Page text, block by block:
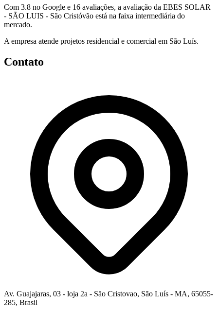
Com 3.8 no Google e 16 avaliações, a avaliação da EBES SOLAR
- SÃO LUIS - São Cristóvão está na faixa intermediária do
mercado.
A empresa atende projetos residencial e comercial em São Luís.
Contato
Av. Guajajaras, 03 - loja 2a - São Cristovao, São Luís - MA, 65055-
285, Brasil